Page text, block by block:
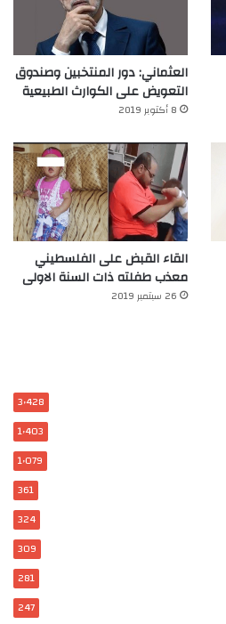
العثماني: دور المنتخبين وصندوق
التعويض على الكوارث الطبيعية
8 أكتوبر 2019
القاء القبض على الفلسطيني
معذب طفلته ذات السنة الاولى
26 سبتمبر 2019
3٬428
1٬403
1٬079
361
324
309
281
247